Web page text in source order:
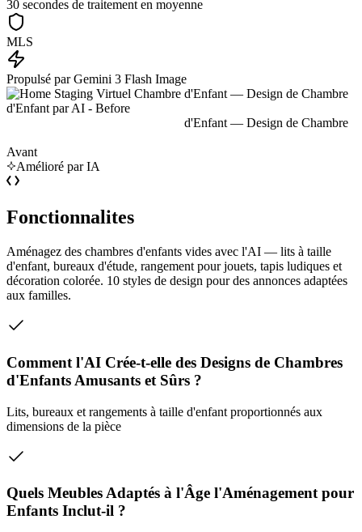
30 secondes de traitement en moyenne
MLS
Propulsé par Gemini 3 Flash Image
Avant
Amélioré par IA
Fonctionnalites
Aménagez des chambres d'enfants vides avec l'AI — lits à taille
d'enfant, bureaux d'étude, rangement pour jouets, tapis ludiques et
décoration colorée. 10 styles de design pour des annonces adaptées
aux familles.
Comment l'AI Crée-t-elle des Designs de Chambres
d'Enfants Amusants et Sûrs ?
Lits, bureaux et rangements à taille d'enfant proportionnés aux
dimensions de la pièce
Quels Meubles Adaptés à l'Âge l'Aménagement pour
Enfants Inclut-il ?